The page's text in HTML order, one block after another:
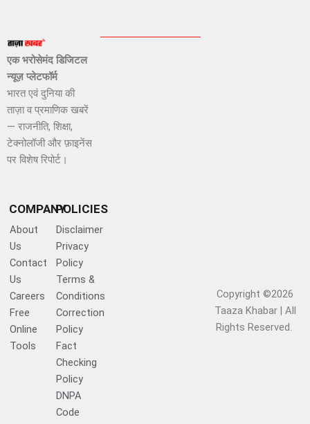
एक भरोसेमंद डिजिटल
न्यूज़ प्लेटफॉर्म
भारत एवं दुनिया की
ताज़ा व प्रमाणिक खबरें
— राजनीति, शिक्षा,
टेक्नोलॉजी और फ़ाइनेंस
पर विशेष रिपोर्ट।
COMPANY
About
Us
Contact
Us
Careers
Free
Online
Tools
POLICIES
Disclaimer
Privacy
Policy
Terms &
Conditions
Correction
Policy
Fact
Checking
Policy
DNPA
Code
Copyright ©2026
Taaza Khabar | All
Rights Reserved.​